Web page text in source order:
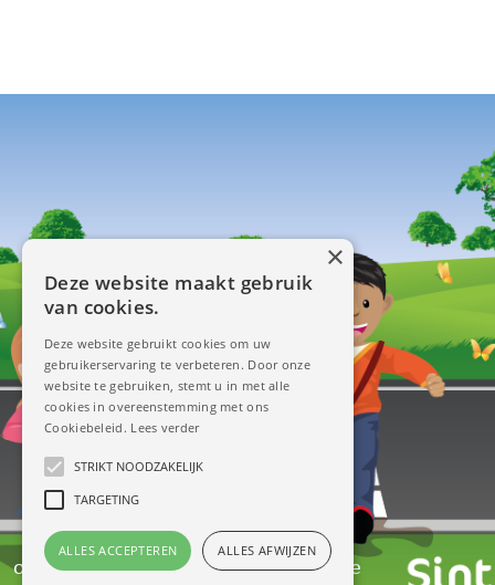
ontwerp & illustraties:www.redbit.be
×
Deze website maakt gebruik
van cookies.
Deze website gebruikt cookies om uw
gebruikerservaring te verbeteren. Door onze
website te gebruiken, stemt u in met alle
cookies in overeenstemming met ons
Cookiebeleid. Lees verder
STRIKT NOODZAKELIJK
TARGETING
ALLES ACCEPTEREN ALLES AFWIJZEN